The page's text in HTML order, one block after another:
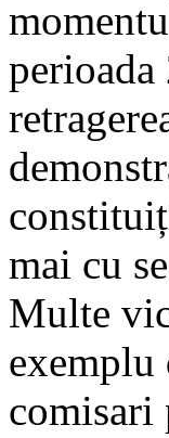
mai cu
Multe